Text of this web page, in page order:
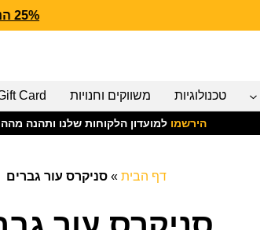
25% הנחה על ציוד מנדף CARHARTT FORCE
טכנולוגיות משווקים וחנויות Card
הירשמו למועדון הלקוחות שלנו ותהנה
דף הבית » סניקרס עור גברים